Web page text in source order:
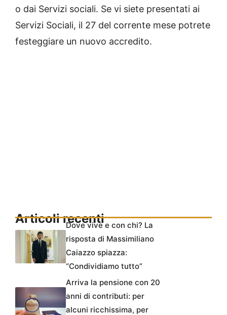
o dai Servizi sociali. Se vi siete presentati ai
Servizi Sociali, il 27 del corrente mese potrete
festeggiare un nuovo accredito.
Articoli recentiDove vive e con chi? La
risposta di Massimiliano
Caiazzo spiazza:
“Condividiamo tutto”
Arriva la pensione con 20
anni di contributi: per
alcuni ricchissima, per